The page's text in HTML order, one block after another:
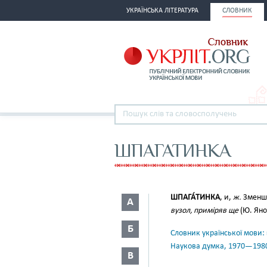
УКРАЇНСЬКА ЛІТЕРАТУРА СЛОВНИК
ШПАГАТИНКА
А
Б
В
ШПАГА́ТИНКА, и, ж.
вузол, приміряв ще(Ю.
Словник української
Наукова думка,